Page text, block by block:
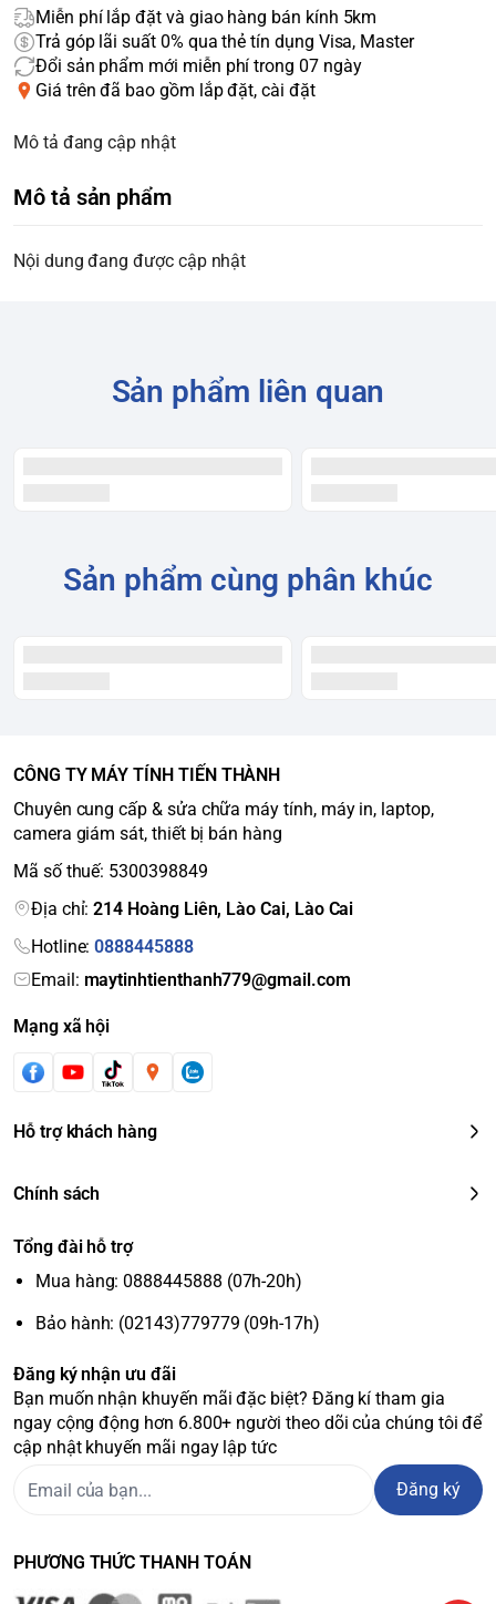
Miễn phí lắp đặt và giao hàng bán kính 5km
Trả góp lãi suất 0% qua thẻ tín dụng Visa, Master
Đổi sản phẩm mới miễn phí trong 07 ngày
Giá trên đã bao gồm lắp đặt, cài đặt
Mô tả đang cập nhật
Mô tả sản phẩm
Nội dung đang được cập nhật
Sản phẩm liên quan
Sản phẩm cùng phân khúc
CÔNG TY MÁY TÍNH TIẾN THÀNH
Chuyên cung cấp & sửa chữa máy tính, máy in, laptop,
camera giám sát, thiết bị bán hàng
Mã số thuế: 5300398849
Địa chỉ:214 Hoàng Liên, Lào Cai, Lào Cai
Hotline:0888445888
Email: maytinhtienthanh779@gmail.com
Mạng xã hội
Hỗ trợ khách hàng
Chính sách
Tổng đài hỗ trợ
Mua hàng: 0888445888 (07h-20h)
Bảo hành: (02143)779779 (09h-17h)
Đăng ký nhận ưu đãi
Bạn muốn nhận khuyến mãi đặc biệt? Đăng kí tham gia
ngay cộng động hơn 6.800+ người theo dõi của chúng tôi để
cập nhật khuyến mãi ngay lập tức
Đăng ký
PHƯƠNG THỨC THANH TOÁN